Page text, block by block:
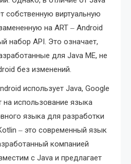
собственную виртуальную
на ART ‒ Android
набор API. Это означает,
для Java ME, не
без изменений.
использует Java, Google
на использование языка
языка для разработки
‒ это современный язык
компанией
с Java и предлагает